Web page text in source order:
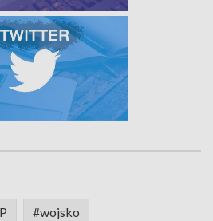
#wojsko